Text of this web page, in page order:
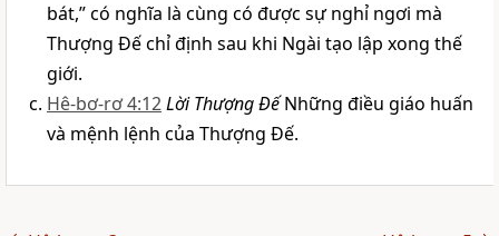
bát,” có nghĩa là cùng có được sự nghỉ ngơi mà
Thượng Đế chỉ định sau khi Ngài tạo lập xong thế
giới.
Hê-bơ-rơ 4:12Lời Thượng ĐếNhững điều giáo huấn
và mệnh lệnh của Thượng Đế.